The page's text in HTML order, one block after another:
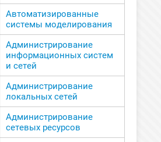
Автоматизированные
системы моделирования
Администрирование
информационных систем
и сетей
Администрирование
локальных сетей
Администрирование
сетевых ресурсов